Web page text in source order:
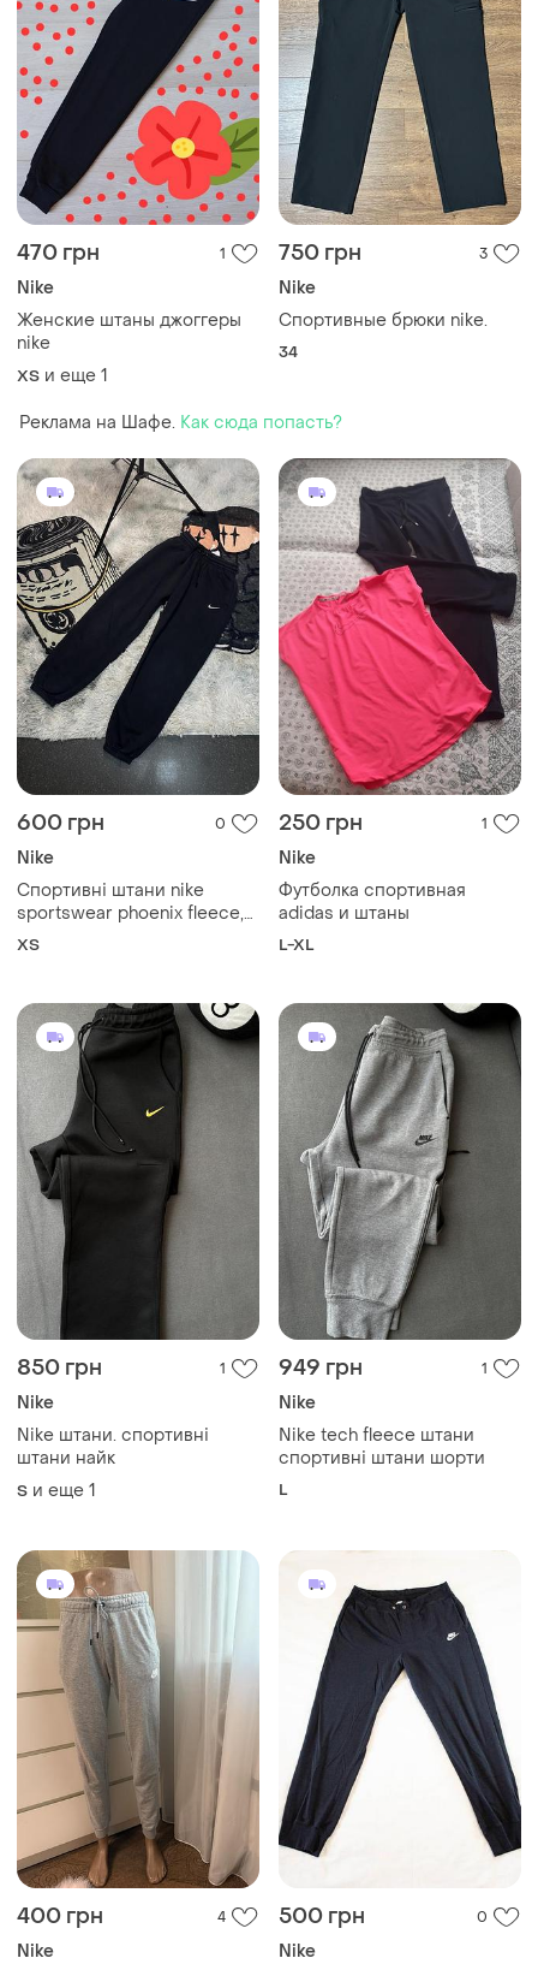
470 грн 1
Nike
Женские штаны джоггеры
nike
ХS и еще 1
750 грн 3
Nike
Спортивные брюки nike.
34
Реклама на Шафе. Как сюда попасть?
600 грн 0
Nike
Спортивні штани nike
sportswear phoenix fleece,
розмір xs
ХS
250 грн 1
Nike
Футболка спортивная
adidas и штаны
L-XL
850 грн 1
Nike
Nike штани. спортивні
штани найк
S и еще 1
949 грн 1
Nike
Nike tech fleece штани
спортивні штани шорти
L
400 грн 4
Nike
500 грн 0
Nike